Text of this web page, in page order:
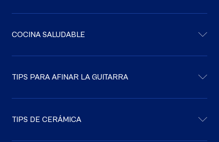
COCINA SALUDABLE
TIPS PARA AFINAR LA GUITARRA
TIPS DE CERÁMICA